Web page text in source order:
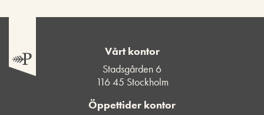
Vårt kontor
Stadsgården 6
116 45 Stockholm
Öppettider kontor